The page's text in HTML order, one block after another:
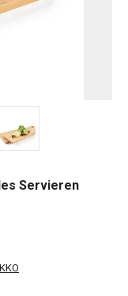
Servieren